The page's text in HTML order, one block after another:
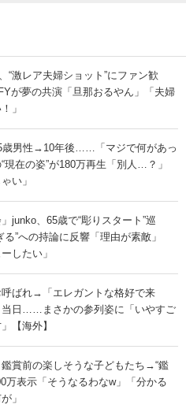
“激レア夫婦ショット”にファン歓
が夢の共演「旦那おるやん」「夫婦
」
歳男性→10年後……「マジで何があっ
在の姿”が180万再生「別人…？」
い」
junko、65歳で“彫りスタート”巡
”への持論に反響「理由が素敵」
したい」
ばれ→「エレガントな格好で来
当日……まさかの参列姿に「いやすご
【海外】
鑑賞前の楽しそうな子どもたち→“鑑
万表示「そうなるわなw」「分かる
」